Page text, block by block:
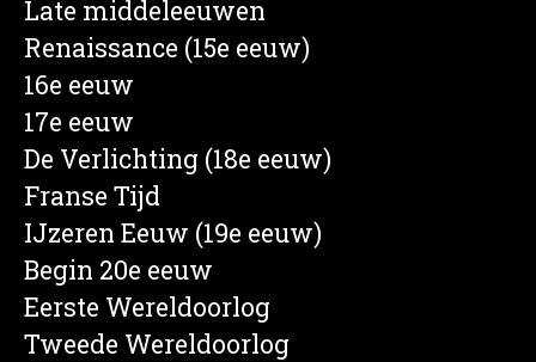
Late middeleeuwen
Renaissance (15e eeuw)
16e eeuw
17e eeuw
De Verlichting (18e eeuw)
Franse Tijd
IJzeren Eeuw (19e eeuw)
Begin 20e eeuw
Eerste Wereldoorlog
Tweede Wereldoorlog